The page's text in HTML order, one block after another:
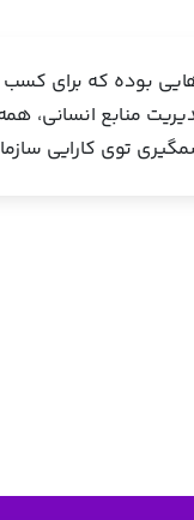
بوده که برای
منابع انسانی،
توی کارایی